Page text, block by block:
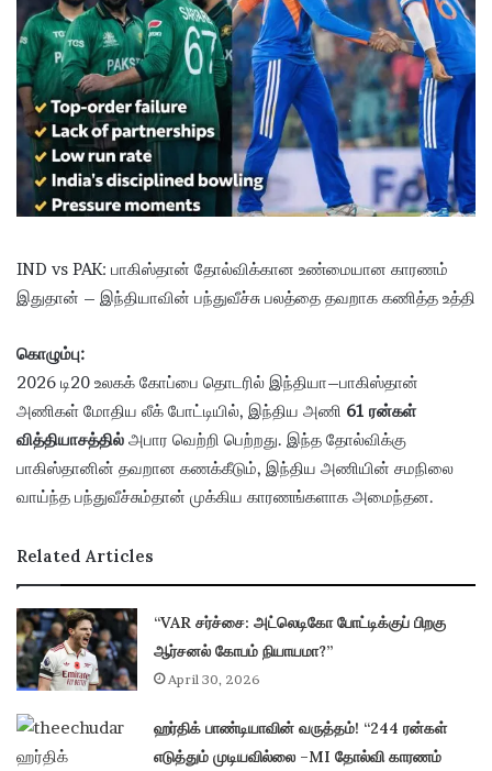
IND vs PAK: பாகிஸ்தான் தோல்விக்கான உண்மையான காரணம்
இதுதான் – இந்தியாவின் பந்துவீச்சு பலத்தை தவறாக கணித்த உத்தி
கொழும்பு:
2026 டி20 உலகக் கோப்பை தொடரில் இந்தியா–பாகிஸ்தான்
அணிகள் மோதிய லீக் போட்டியில், இந்திய அணி 61 ரன்கள்
வித்தியாசத்தில் அபார வெற்றி பெற்றது. இந்த தோல்விக்கு
பாகிஸ்தானின் தவறான கணக்கீடும், இந்திய அணியின் சமநிலை
வாய்ந்த பந்துவீச்சும்தான் முக்கிய காரணங்களாக அமைந்தன.
Related Articles
“VAR சர்ச்சை: அட்லெடிகோ போட்டிக்குப் பிறகு
ஆர்சனல் கோபம் நியாயமா?”
April 30, 2026
ஹர்திக் பாண்டியாவின் வருத்தம்! “244 ரன்கள்
எடுத்தும் முடியவில்லை –MI தோல்வி காரணம்